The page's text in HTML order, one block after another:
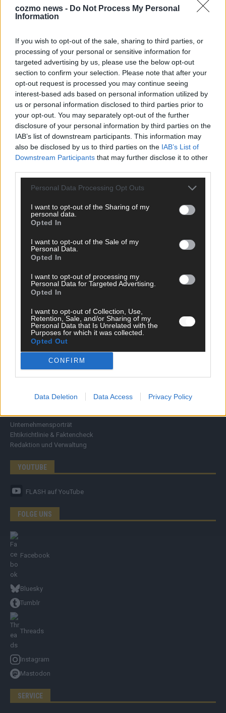
cozmo news - Do Not Process My Personal
Information
If you wish to opt-out of the sale, sharing to third parties, or
processing of your personal or sensitive information for
targeted advertising by us, please use the below opt-out
section to confirm your selection. Please note that after your
opt-out request is processed you may continue seeing
interest-based ads based on personal information utilized by
us or personal information disclosed to third parties prior to
your opt-out. You may separately opt-out of the further
disclosure of your personal information by third parties on the
IAB’s list of downstream participants. This information may
also be disclosed by us to third parties on the IAB’s List of
Downstream Participants that may further disclose it to other
Personal Data Processing Opt Outs
I want to opt-out of the Sharing of my
personal data.
Opted In
I want to opt-out of the Sale of my
Personal Data.
Opted In
I want to opt-out of processing my
Personal Data for Targeted Advertising.
Opted In
I want to opt-out of Collection, Use,
Retention, Sale, and/or Sharing of my
Personal Data that Is Unrelated with the
Purposes for which it was collected.
Opted Out
CONFIRM
Data Deletion Data Access Privacy Policy
ANZEIGE
SCHNELL ZUM RESSORT
Nachrichten
Ratgeber
Wissen
Kommentar
Streams & Storys
Eurovision
FLASH – DAS VIDEOPORTAL
Unternehmensporträt
Ehtikrichtlinie & Faktencheck
Redaktion und Verwaltung
YOUTUBE
FLASH auf YouTube
FOLGE UNS
Facebook
Bluesky
Tumblr
Threads
Instagram
Mastodon
SERVICE